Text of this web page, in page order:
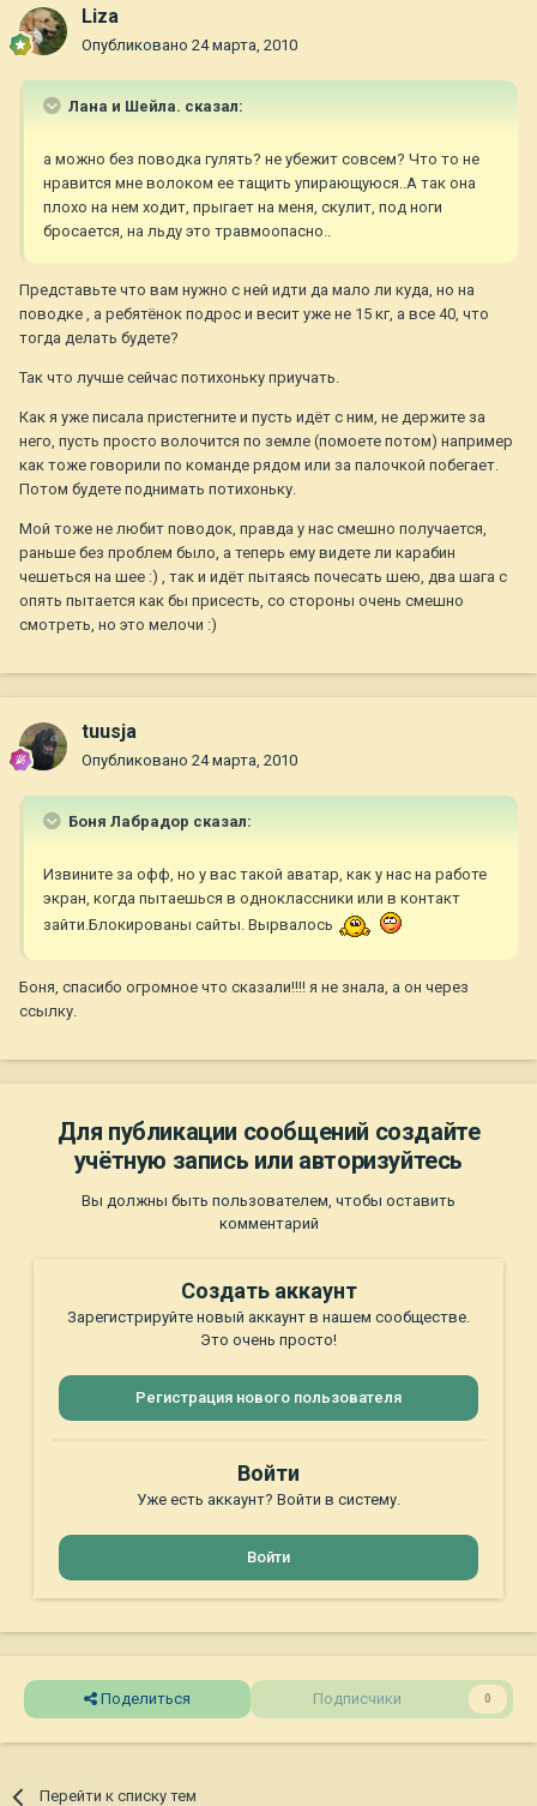
Liza
Опубликовано 24 марта, 2010
Лана и Шейла. сказал:
а можно без поводка гулять? не убежит совсем? Что то не
нравится мне волоком ее тащить упирающуюся..А так она
плохо на нем ходит, прыгает на меня, скулит, под ноги
бросается, на льду это травмоопасно..
Представьте что вам нужно с ней идти да мало ли куда, но на
поводке , а ребятёнок подрос и весит уже не 15 кг, а все 40, что
тогда делать будете?
Так что лучше сейчас потихоньку приучать.
Как я уже писала пристегните и пусть идёт с ним, не держите за
него, пусть просто волочится по земле (помоете потом) например
как тоже говорили по команде рядом или за палочкой побегает.
Потом будете поднимать потихоньку.
Мой тоже не любит поводок, правда у нас смешно получается,
раньше без проблем было, а теперь ему видете ли карабин
чешеться на шее :) , так и идёт пытаясь почесать шею, два шага с
опять пытается как бы присесть, со стороны очень смешно
смотреть, но это мелочи :)
tuusja
Опубликовано 24 марта, 2010
Боня Лабрадор сказал:
Извините за офф, но у вас такой аватар, как у нас на работе
экран, когда пытаешься в одноклассники или в контакт
зайти.Блокированы сайты. Вырвалось
Боня, спасибо огромное что сказали!!!! я не знала, а он через
ссылку.
Для публикации сообщений создайте
учётную запись или авторизуйтесь
Вы должны быть пользователем, чтобы оставить
комментарий
Создать аккаунт
Зарегистрируйте новый аккаунт в нашем сообществе.
Это очень просто!
Регистрация нового пользователя
Войти
Уже есть аккаунт? Войти в систему.
Войти
Поделиться Подписчики 0
Перейти к списку тем